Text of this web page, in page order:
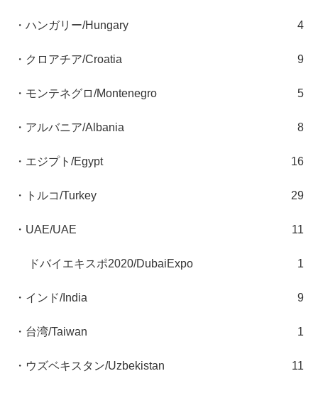
・ハンガリー/Hungary 4
・クロアチア/Croatia 9
・モンテネグロ/Montenegro 5
・アルバニア/Albania 8
・エジプト/Egypt 16
・トルコ/Turkey 29
・UAE/UAE 11
ドバイエキスポ2020/DubaiExpo 1
・インド/India 9
・台湾/Taiwan 1
・ウズベキスタン/Uzbekistan 11